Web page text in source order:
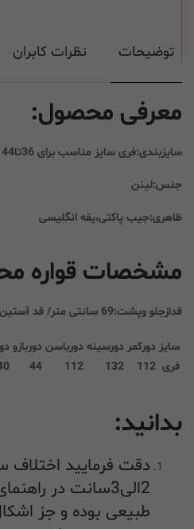
توضیحات نظرات کابران
معرفی محصول:
سایزبندی:فری سایز مناسب برای 36تا44
جنس:لینن
ظاهری:جیب پاکتی،یقه انگلیسی
مشخصات قواره
قدازجلو وپشت:69 سانتی متر/ قد آستین:43 سانتی متر
سایز دورکمر دورسینه دورباسن دوربازو
فری 112
132
112
44
بدانید:
دقت فرمایید اختلاف
2الی3سانت در
طبیعی بوده و جز